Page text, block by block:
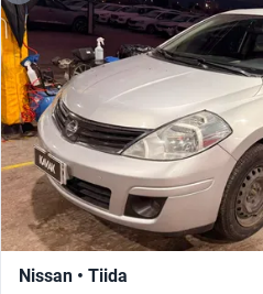
Busca por año
Nissan • Tiida